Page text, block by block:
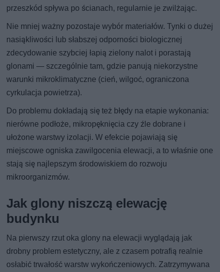
przeszkód spływa po ścianach, regularnie je zwilżając.
Nie mniej ważny pozostaje wybór materiałów. Tynki o dużej
nasiąkliwości lub słabszej odporności biologicznej
zdecydowanie szybciej łapią zielony nalot i porastają
glonami — szczególnie tam, gdzie panują niekorzystne
warunki mikroklimatyczne (cień, wilgoć, ograniczona
cyrkulacja powietrza).
Do problemu dokładają się też błędy na etapie wykonania:
nierówne podłoże, mikropęknięcia czy źle dobrane i
ułożone warstwy izolacji. W efekcie pojawiają się
miejscowe ogniska zawilgocenia elewacji, a to właśnie one
stają się najlepszym środowiskiem do rozwoju
mikroorganizmów.
Jak glony niszczą elewację
budynku
Na pierwszy rzut oka glony na elewacji wyglądają jak
drobny problem estetyczny, ale z czasem potrafią realnie
osłabić trwałość warstw wykończeniowych. Zatrzymywana